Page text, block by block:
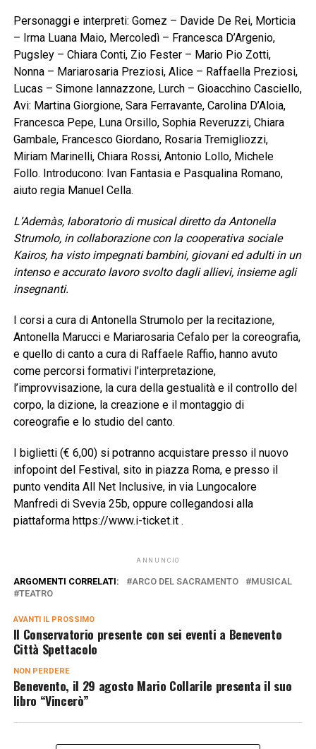
Personaggi e interpreti: Gomez – Davide De Rei, Morticia
– Irma Luana Maio, Mercoledì – Francesca D’Argenio,
Pugsley – Chiara Conti, Zio Fester – Mario Pio Zotti,
Nonna – Mariarosaria Preziosi, Alice – Raffaella Preziosi,
Lucas – Simone Iannazzone, Lurch – Gioacchino Casciello,
Avi: Martina Giorgione, Sara Ferravante, Carolina D’Aloia,
Francesca Pepe, Luna Orsillo, Sophia Reveruzzi, Chiara
Gambale, Francesco Giordano, Rosaria Tremigliozzi,
Miriam Marinelli, Chiara Rossi, Antonio Lollo, Michele
Follo. Introducono: Ivan Fantasia e Pasqualina Romano,
aiuto regia Manuel Cella.
L’Ademàs, laboratorio di musical diretto da Antonella
Strumolo, in collaborazione con la cooperativa sociale
Kairos, ha visto impegnati bambini, giovani ed adulti in un
intenso e accurato lavoro svolto dagli allievi, insieme agli
insegnanti.
I corsi a cura di Antonella Strumolo per la recitazione,
Antonella Marucci e Mariarosaria Cefalo per la coreografia,
e quello di canto a cura di Raffaele Raffio, hanno avuto
come percorsi formativi l’interpretazione,
l’improvvisazione, la cura della gestualità e il controllo del
corpo, la dizione, la creazione e il montaggio di
coreografie e lo studio del canto.
I biglietti (€ 6,00) si potranno acquistare presso il nuovo
infopoint del Festival, sito in piazza Roma, e presso il
punto vendita All Net Inclusive, in via Lungocalore
Manfredi di Svevia 25b, oppure collegandosi alla
piattaforma https://www.i-ticket.it .
ANNUNCIO
ARGOMENTI CORRELATI: ARCO DEL SACRAMENTO
MUSICAL
TEATRO
AVANTI IL ​​PROSSIMO
Il Conservatorio presente con sei eventi a Benevento
Città Spettacolo
NON PERDERE
Benevento, il 29 agosto Mario Collarile presenta il suo
libro “Vincerò”